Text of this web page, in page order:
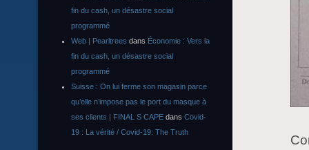
fin du cash, un désastre social
programmé
Web | Pearltrees dans Économie : Vers la
fin du cash, un désastre social
programmé
Suisse : On lui ferme son magasin parce
qu’elle n’impose pas le port du masque à
ses clients | FINAL S CAPE dans Covid-
19 : La vérité / Covid-19: The Truth